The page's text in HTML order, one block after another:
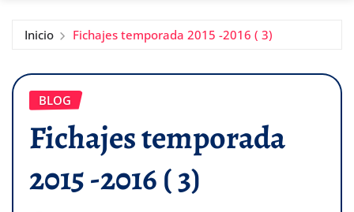
Inicio Fichajes temporada 2015 -2016 ( 3)
BLOG
Fichajes temporada
2015 -2016 ( 3)